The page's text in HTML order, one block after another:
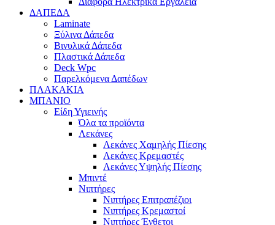
ΔΑΠΕΔΑ
Laminate
Ξύλινα Δάπεδα
Βινυλικά Δάπεδα
Πλαστικά Δάπεδα
Deck Wpc
Παρελκόμενα Δαπέδων
ΠΛΑΚΑΚΙΑ
ΜΠΑΝΙΟ
Είδη Υγιεινής
Όλα τα προϊόντα
Λεκάνες
Λεκάνες Χαμηλής Πίεσης
Λεκάνες Κρεμαστές
Λεκάνες Υψηλής Πίεσης
Μπιντέ
Νιπτήρες
Νιπτήρες Επιτραπέζιοι
Νιπτήρες Κρεμαστοί
Νιπτήρες Ένθετοι